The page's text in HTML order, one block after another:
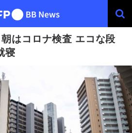
はコロナ検査 エコな段
寝